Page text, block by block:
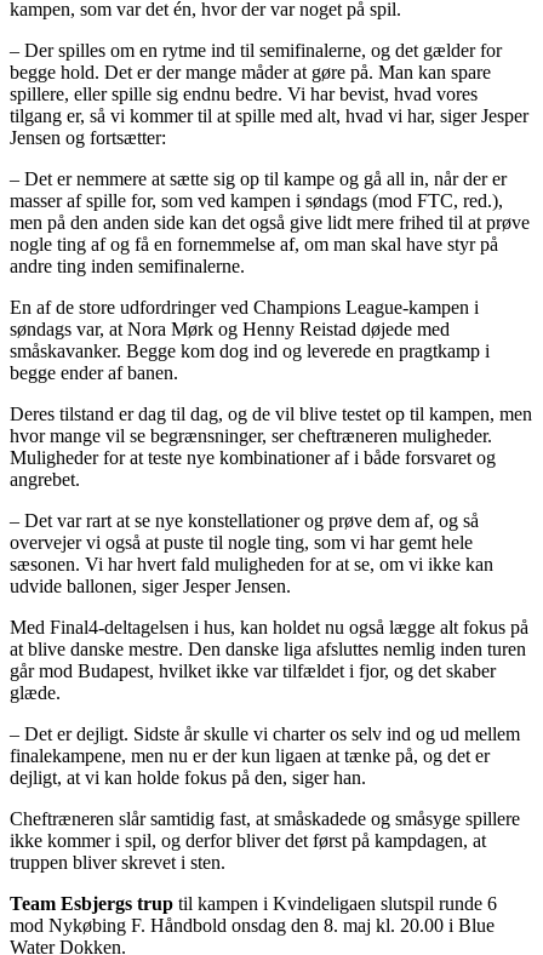
kampen, som var det én, hvor der var noget på spil.
– Der spilles om en rytme ind til semifinalerne, og det gælder for
begge hold. Det er der mange måder at gøre på. Man kan spare
spillere, eller spille sig endnu bedre. Vi har bevist, hvad vores
tilgang er, så vi kommer til at spille med alt, hvad vi har, siger Jesper
Jensen og fortsætter:
– Det er nemmere at sætte sig op til kampe og gå all in, når der er
masser af spille for, som ved kampen i søndags (mod FTC, red.),
men på den anden side kan det også give lidt mere frihed til at prøve
nogle ting af og få en fornemmelse af, om man skal have styr på
andre ting inden semifinalerne.
En af de store udfordringer ved Champions League-kampen i
søndags var, at Nora Mørk og Henny Reistad døjede med
småskavanker. Begge kom dog ind og leverede en pragtkamp i
begge ender af banen.
Deres tilstand er dag til dag, og de vil blive testet op til kampen, men
hvor mange vil se begrænsninger, ser cheftræneren muligheder.
Muligheder for at teste nye kombinationer af i både forsvaret og
angrebet.
– Det var rart at se nye konstellationer og prøve dem af, og så
overvejer vi også at puste til nogle ting, som vi har gemt hele
sæsonen. Vi har hvert fald muligheden for at se, om vi ikke kan
udvide ballonen, siger Jesper Jensen.
Med Final4-deltagelsen i hus, kan holdet nu også lægge alt fokus på
at blive danske mestre. Den danske liga afsluttes nemlig inden turen
går mod Budapest, hvilket ikke var tilfældet i fjor, og det skaber
glæde.
– Det er dejligt. Sidste år skulle vi charter os selv ind og ud mellem
finalekampene, men nu er der kun ligaen at tænke på, og det er
dejligt, at vi kan holde fokus på den, siger han.
Cheftræneren slår samtidig fast, at småskadede og småsyge spillere
ikke kommer i spil, og derfor bliver det først på kampdagen, at
truppen bliver skrevet i sten.
Team Esbjergs trup til kampen i Kvindeligaen slutspil runde 6
mod Nykøbing F. Håndbold onsdag den 8. maj kl. 20.00 i Blue
Water Dokken.